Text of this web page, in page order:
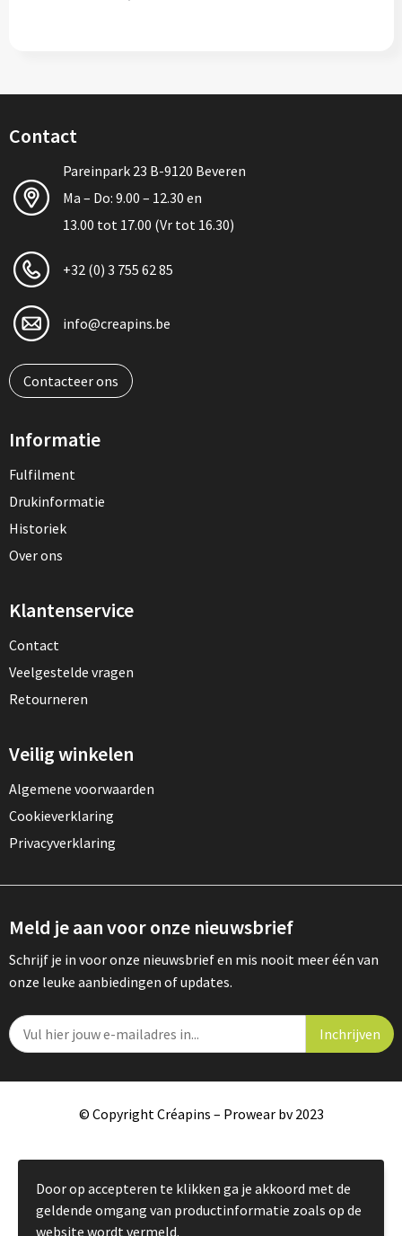
Contact
Pareinpark 23 B-9120 Beveren
Ma – Do: 9.00 – 12.30 en
13.00 tot 17.00 (Vr tot 16.30)
+32 (0) 3 755 62 85
info@creapins.be
Contacteer ons
Informatie
Fulfilment
Drukinformatie
Historiek
Over ons
Klantenservice
Contact
Veelgestelde vragen
Retourneren
Veilig winkelen
Algemene voorwaarden
Cookieverklaring
Privacyverklaring
Meld je aan voor onze nieuwsbrief
Schrijf je in voor onze nieuwsbrief en mis nooit meer één van
onze leuke aanbiedingen of updates.
© Copyright Créapins – Prowear bv 2023
Door op accepteren te klikken ga je akkoord met de
geldende omgang van productinformatie zoals op de
website wordt vermeld.